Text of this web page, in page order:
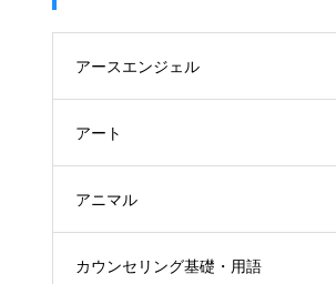
アースエンジェル
アート
アニマル
カウンセリング基礎・用語